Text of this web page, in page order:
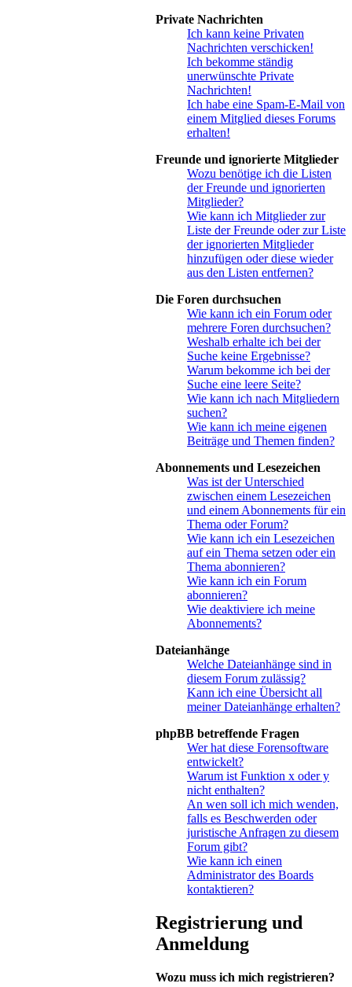
Private Nachrichten
Ich kann keine Privaten
Nachrichten verschicken!
Ich bekomme ständig
unerwünschte Private
Nachrichten!
Ich habe eine Spam-E-Mail von
einem Mitglied dieses Forums
erhalten!
Freunde und ignorierte Mitglieder
Wozu benötige ich die Listen
der Freunde und ignorierten
Mitglieder?
Wie kann ich Mitglieder zur
Liste der Freunde oder zur Liste
der ignorierten Mitglieder
hinzufügen oder diese wieder
aus den Listen entfernen?
Die Foren durchsuchen
Wie kann ich ein Forum oder
mehrere Foren durchsuchen?
Weshalb erhalte ich bei der
Suche keine Ergebnisse?
Warum bekomme ich bei der
Suche eine leere Seite?
Wie kann ich nach Mitgliedern
suchen?
Wie kann ich meine eigenen
Beiträge und Themen finden?
Abonnements und Lesezeichen
Was ist der Unterschied
zwischen einem Lesezeichen
und einem Abonnements für ein
Thema oder Forum?
Wie kann ich ein Lesezeichen
auf ein Thema setzen oder ein
Thema abonnieren?
Wie kann ich ein Forum
abonnieren?
Wie deaktiviere ich meine
Abonnements?
Dateianhänge
Welche Dateianhänge sind in
diesem Forum zulässig?
Kann ich eine Übersicht all
meiner Dateianhänge erhalten?
phpBB betreffende Fragen
Wer hat diese Forensoftware
entwickelt?
Warum ist Funktion x oder y
nicht enthalten?
An wen soll ich mich wenden,
falls es Beschwerden oder
juristische Anfragen zu diesem
Forum gibt?
Wie kann ich einen
Administrator des Boards
kontaktieren?
Registrierung und
Anmeldung
Wozu muss ich mich registrieren?